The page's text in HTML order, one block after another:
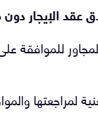
عقد الإيجار
للموافقة
لمراجعتها